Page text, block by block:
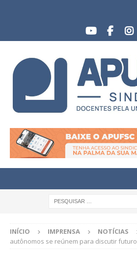
INÍCIO IMPRENSA NOTÍCIAS
autônomos se reúnem para discutir futuro